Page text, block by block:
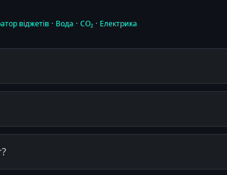
віджетів · Вода · CO₂ · Електрика